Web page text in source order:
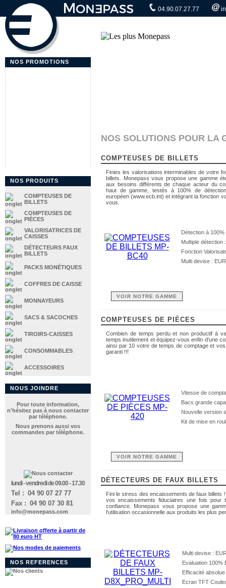
04.90.07.27.77
NOS PROMOTIONS
NOS PRODUITS
COMPTEUSES DE
BILLETS
COMPTEUSES DE
PIÈCES
VALORISATRICES DE
CAISSES
DÉTECTEURS FAUX
BILLETS
PACKS MONÉTIQUES
COFFRES DE CAISSE
MONNAYEURS
SACS & SACOCHES
TIROIRS-CAISSES
CONSOMMABLES
ACCESSOIRES
NOUS JOINDRE
Pour toute information,
n'hésitez pas à nous contacter
par téléphone.
Nous prenons aussi vos
commandes par téléphone.
lundi - vendredi de 09.00 - 17.30
Tel : 04 90 07 27 77
Fax : 04 90 07 30 81
info@monepass.com
NOS REFERENCES
NOS SOLUTIONS POUR LA
COMPTEUSES DE BILLETS
Finies les valorisations interminables de votre
billets. Monepass vous propose une gamme
aux besoins différents de chaque acteur du
haut de gamme, testés à 100% de
européen (www.ecb.int) et intégrant la fonction
vous.
Détection à
Multiple détection
Fonction
Multi devise :
VOIR NOTRE GAMME
COMPTEUSES DE PIÈCES
Combien de temps perdu et non productif à
temps inutilement et équipez-vous enfin d'une
ainsi par 10 votre de temps de comptage et
garanti !!!
Vitesse de
Bacs grande
Nouvelle version
Kit de mise en
VOIR NOTRE GAMME
DÉTECTEURS DE FAUX BILLETS
Fini le stress des encaissements de faux
vos encaissements fiduciaires une fois
confiance. Monepass vous propose une
l'utilisation occasionnelle aux produits les plus
Multi devise :
Evaluation 100%
Efficacité
Ecran TFT